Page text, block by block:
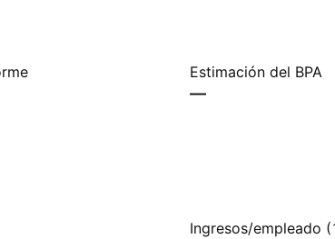
Estimación del BPA
—
Ingresos/empleado